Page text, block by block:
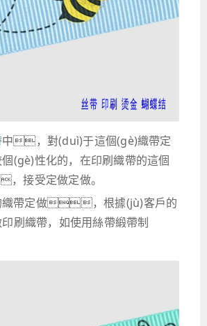
中，對(duì)于這個(gè)織帶定
(gè)性化的，在印刷織帶的這個
，接受定做定做。
織帶定做，根據(jù)客戶的
刷織帶，如使用絲帶緞帶制